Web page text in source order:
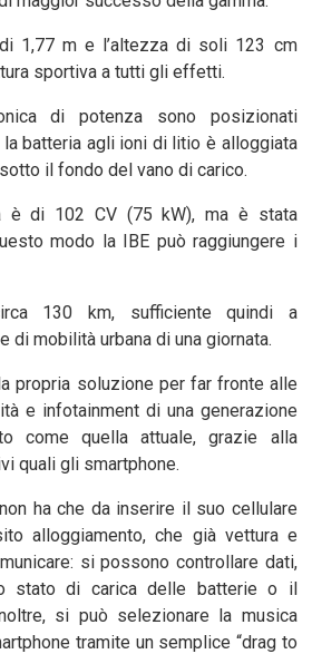
di 1,77 m e l’altezza di soli 123 cm
sportiva a tutti gli effetti.
di potenza sono posizionati
batteria agli ioni di litio è alloggiata
il fondo del vano di carico.
è di 102 CV (75 kW), ma è stata
modo la IBE può raggiungere i
130 km, sufficiente quindi a
mobilità urbana di una giornata.
propria soluzione per far fronte alle
e infotainment di una generazione
come quella attuale, grazie alla
quali gli smartphone.
ha che da inserire il suo cellulare
alloggiamento, che già vettura e
si possono controllare dati,
stato di carica delle batterie o il
si può selezionare la musica
tramite un semplice “drag to